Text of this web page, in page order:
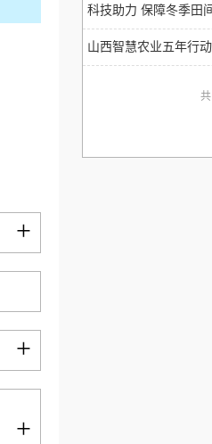
+
+
+
科技助力 保障冬季田
山西智慧农业五年行